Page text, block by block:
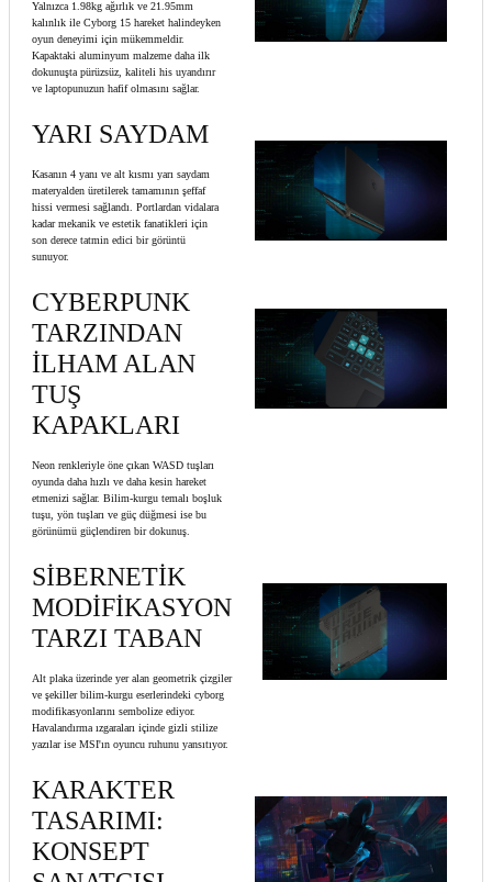
Yalnızca 1.98kg ağırlık ve 21.95mm
kalınlık ile Cyborg 15 hareket halindeyken
oyun deneyimi için mükemmeldir.
Kapaktaki aluminyum malzeme daha ilk
dokunuşta pürüzsüz, kaliteli his uyandırır
ve laptopunuzun hafif olmasını sağlar.
YARI SAYDAM
Kasanın 4 yanı ve alt kısmı yarı saydam
materyalden üretilerek tamamının şeffaf
hissi vermesi sağlandı. Portlardan vidalara
kadar mekanik ve estetik fanatikleri için
son derece tatmin edici bir görüntü
sunuyor.
CYBERPUNK
TARZINDAN
İLHAM ALAN
TUŞ
KAPAKLARI
Neon renkleriyle öne çıkan WASD tuşları
oyunda daha hızlı ve daha kesin hareket
etmenizi sağlar. Bilim-kurgu temalı boşluk
tuşu, yön tuşları ve güç düğmesi ise bu
görünümü güçlendiren bir dokunuş.
SİBERNETİK
MODİFİKASYON
TARZI TABAN
Alt plaka üzerinde yer alan geometrik çizgiler
ve şekiller bilim-kurgu eserlerindeki cyborg
modifikasyonlarını sembolize ediyor.
Havalandırma ızgaraları içinde gizli stilize
yazılar ise MSI'ın oyuncu ruhunu yansıtıyor.
KARAKTER
TASARIMI:
KONSEPT